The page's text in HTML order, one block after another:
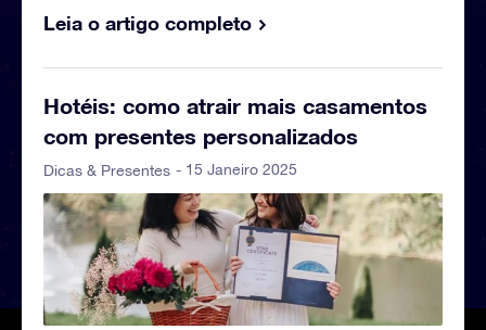
Leia o artigo completo
Hotéis: como atrair mais casamentos
com presentes personalizados
Dicas & Presentes - 15 Janeiro 2025